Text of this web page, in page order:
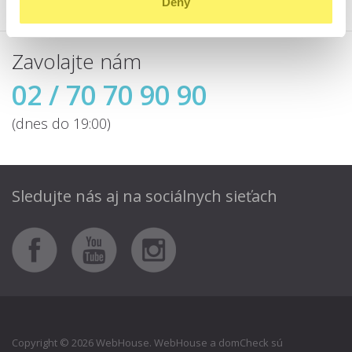
Zavolajte nám
02 / 70 70 90 90
(dnes do 19:00)
Sledujte nás aj na sociálnych sieťach
Copyright © 2026 WebHouse. WebHouse a domCheck sú